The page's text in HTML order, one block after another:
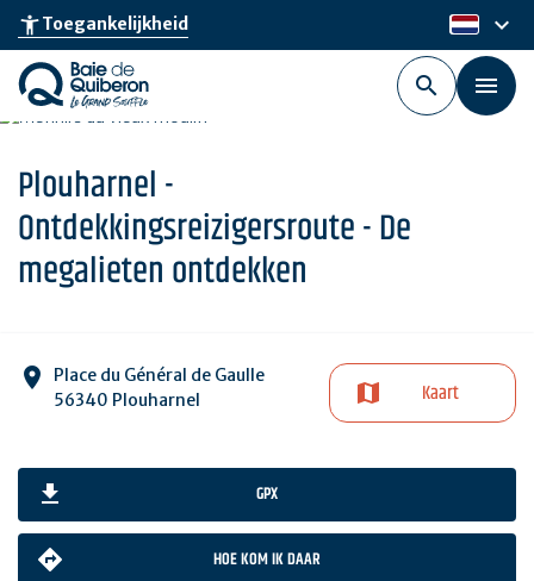
Skip
main
content
accessibility_newToegankelijkheid nl
keyboard_arrow_down
Plouharnel -
Ontdekkingsreizigersroute - De
megalieten ontdekken
Place du Général de Gaulle
56340 Plouharnel
Kaart
GPX
HOE KOM IK DAAR